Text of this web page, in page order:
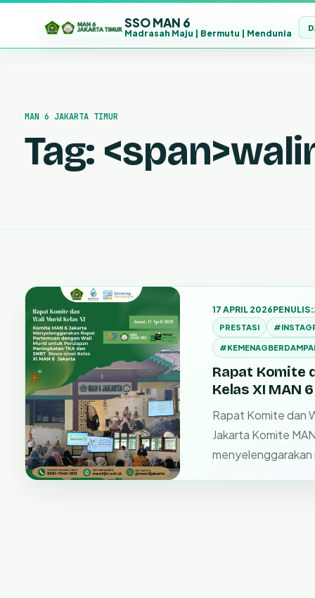
SSO MAN 6
Madrasah Maju | Bermutu | Mendunia
MAN 6 JAKARTA TIMUR
Tag:
17 APRIL 2026PENULIS:
PRESTASI
Rapat Komite
Kelas XI MAN
Rapat Komite dan
Jakarta Komite